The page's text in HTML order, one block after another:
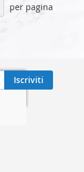
per pagina
Iscriviti